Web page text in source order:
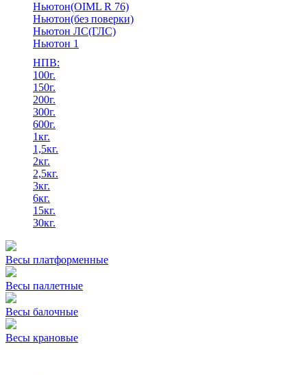
Ньютон(OIML R 76)
Ньютон(без поверки)
Ньютон ЛС(ГЛС)
Ньютон 1
НПВ:
100г.
150г.
200г.
300г.
600г.
1кг.
1,5кг.
2кг.
2,5кг.
3кг.
6кг.
15кг.
30кг.
Весы платформенные
Весы паллетные
Весы балочные
Весы крановые